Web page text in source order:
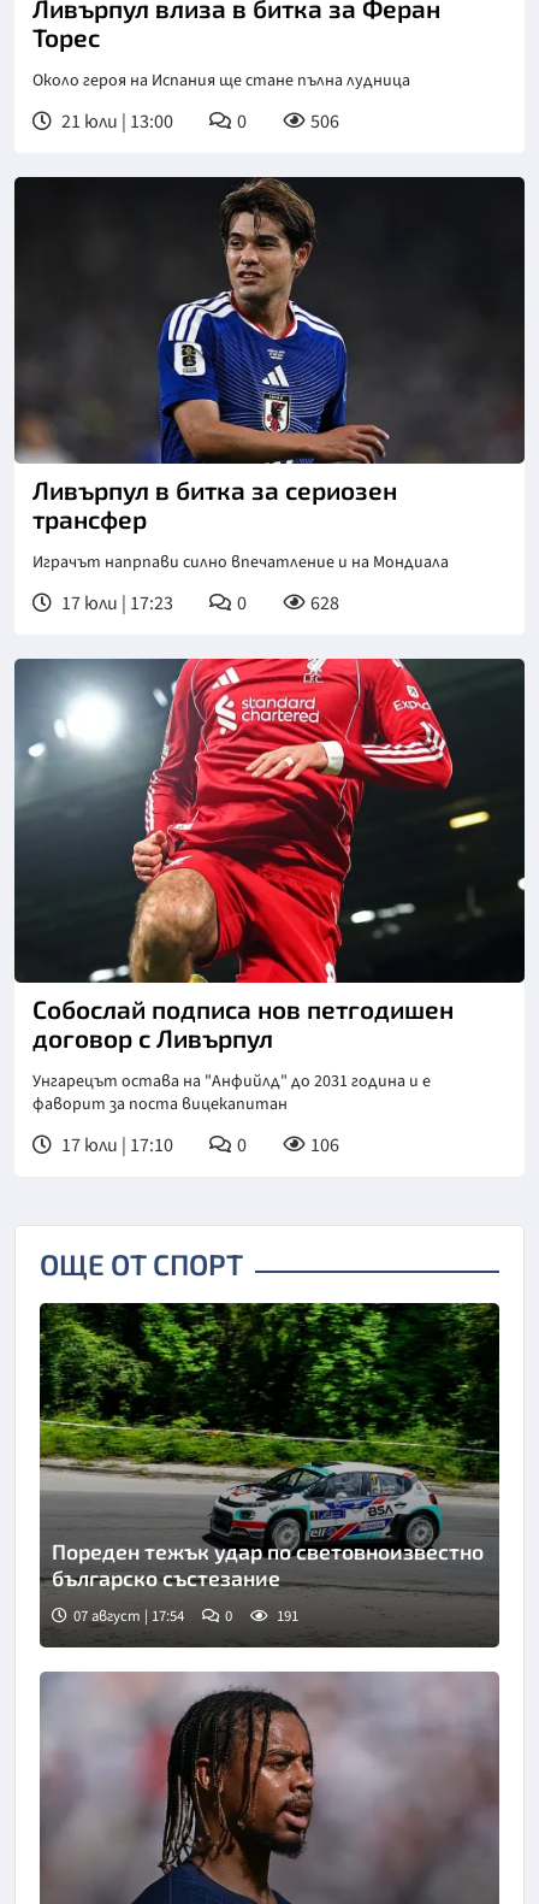
Ливърпул влиза в битка за Феран
Торес
Около героя на Испания ще стане пълна лудница
21 юли | 13:00 0 506
Ливърпул в битка за сериозен
трансфер
Играчът напрпави силно впечатление и на Мондиала
17 юли | 17:23 0 628
Снимка: X/Twitter
Собослай подписа нов петгодишен
договор с Ливърпул
Унгарецът остава на "Анфийлд" до 2031 година и е
фаворит за поста вицекапитан
17 юли | 17:10 0 106
ОЩЕ ОТ СПОРТ
Пореден тежък удар по световноизвестно
българско състезание
07 август | 17:54 0 191